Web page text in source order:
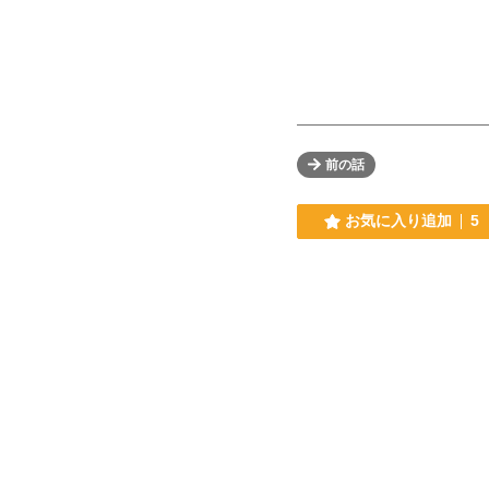
前の話
お気に入り追加 5